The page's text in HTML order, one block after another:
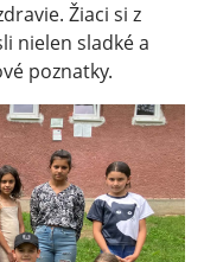
Žiaci si z
nielen sladké a
poznatky.